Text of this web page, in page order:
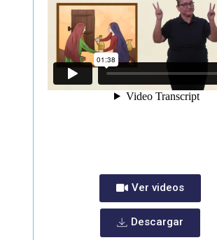
Ver videos
Descargar